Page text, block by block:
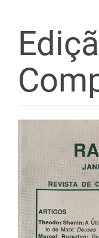
Barra
lateral
de